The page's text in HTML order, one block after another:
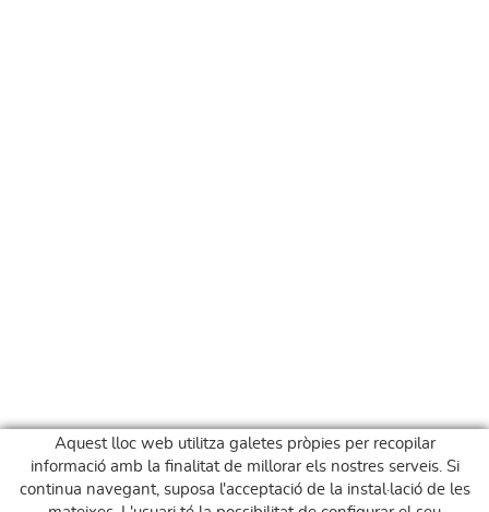
Aquest lloc web utilitza galetes pròpies per recopilar
informació amb la finalitat de millorar els nostres serveis. Si
continua navegant, suposa l'acceptació de la instal·lació de les